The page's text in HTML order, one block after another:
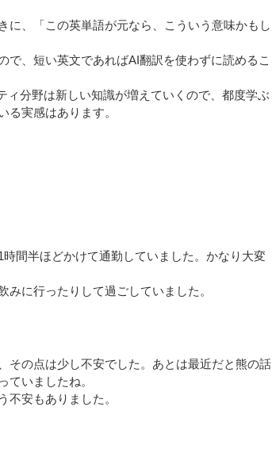
に、「この英単語が元なら、こういう意味かもし
で、短い英文であればAI翻訳を使わずに読めるこ
分野は新しい知識が増えていくので、都度学ぶ
る実感はあります。
間半ほどかけて通勤していました。かなり大変
に行ったりして過ごしていました。
その点は少し不安でした。あとは最近だと熊の話
ていましたね。
不安もありました。